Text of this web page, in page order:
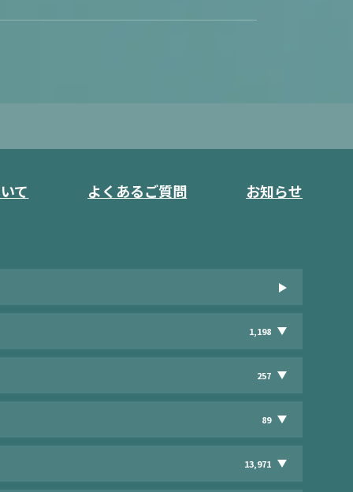
て よくあるご質問 お知らせ
1,198
257
89
13,971